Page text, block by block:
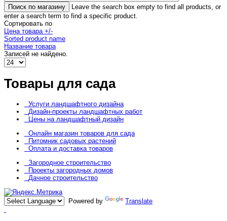
Leave the search box empty to find all products, or
enter a search term to find a specific product.
Сортировать по
Цена товара +/-
Sorted product name
Название товара
Записей не найдено.
Товары для сада
Услуги ландшафтного дизайна
Дизайн-проекты ландшафтных работ
Цены на ландшафтный дизайн
Онлайн магазин товаров для сада
Питомник садовых растений
Оплата и доставка товаров
Загородное строительство
Проекты загородных домов
Дачное строительство
Powered by Translate